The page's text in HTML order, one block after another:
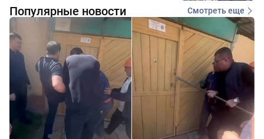
Популярные новости Смотреть еще